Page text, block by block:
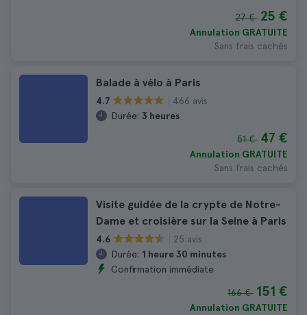
27 € 25 €
Annulation GRATUITE
Sans frais cachés
Balade à vélo à Paris
4.7
466 avis
Durée: 3 heures
51 € 47 €
Annulation GRATUITE
Sans frais cachés
Visite guidée de la crypte de Notre-
Dame et croisière sur la Seine à Paris
4.6
25 avis
Durée: 1 heure 30 minutes
Confirmation immédiate
166 € 151 €
Annulation GRATUITE